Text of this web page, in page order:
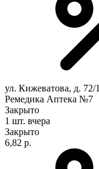
ул. Кижеватова, д. 72/1
Ремедика Аптека №7
Закрыто
1 шт. вчера
Закрыто
6,82 р.